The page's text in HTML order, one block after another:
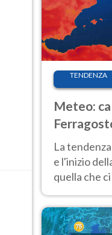
TENDENZA
Meteo:
pausa.
La
e l'inizio
quella che